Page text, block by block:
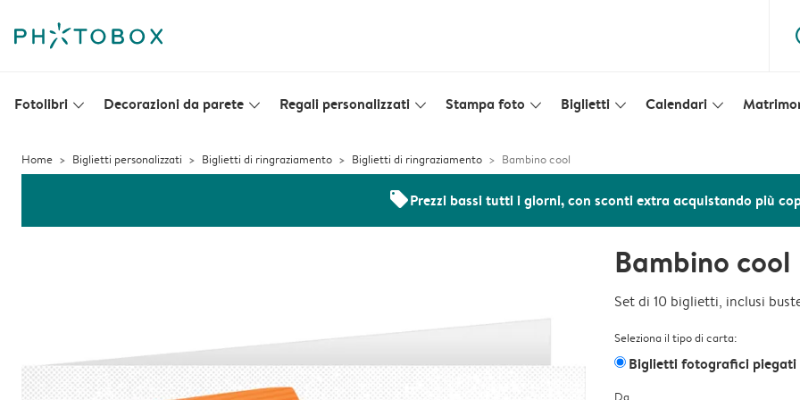
Fotolibri slim_arrow_down Decorazioni da parete slim_arrow_down Regali personalizzati slim_arrow_down Stampa foto slim_arrow_down Biglietti slim_arrow_down Calendari slim_arrow_down
Home Biglietti personalizzati Biglietti di ringraziamento Biglietti di ringraziamento Bambino cool
offersPrezzi bassi tutti i giorni, con sconti extra acquistando più
Bambino cool
Set di 10 biglietti, inclusi
Seleziona il tipo di carta:
Biglietti fotografici piegati
Da